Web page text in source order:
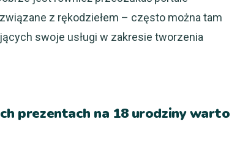
z rękodziełem – często można tam
swoje usługi w zakresie tworzenia
prezentach na 18 urodziny warto